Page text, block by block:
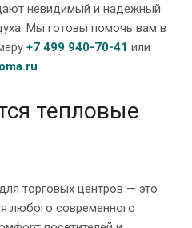
невидимый и надежный
Мы готовы помочь вам в
+7 499 940-70-41 или
.
тепловые
торговых центров — это
любого современного